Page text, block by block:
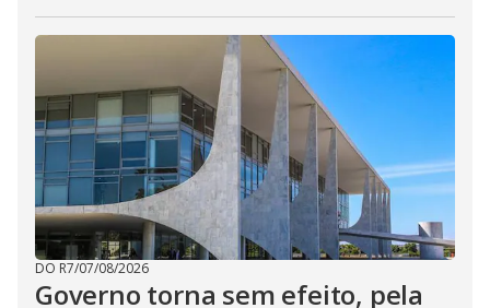
DO R7/07/08/2026
Governo torna sem efeito, pela